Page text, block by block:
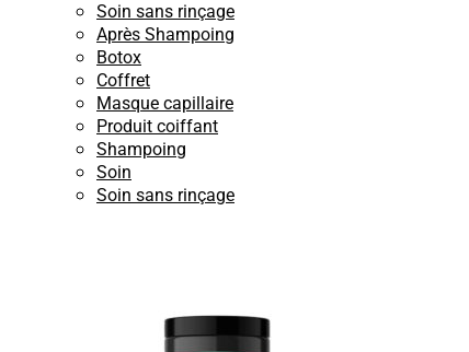
Soin sans rinçage
Après Shampoing
Botox
Coffret
Masque capillaire
Produit coiffant
Shampoing
Soin
Soin sans rinçage